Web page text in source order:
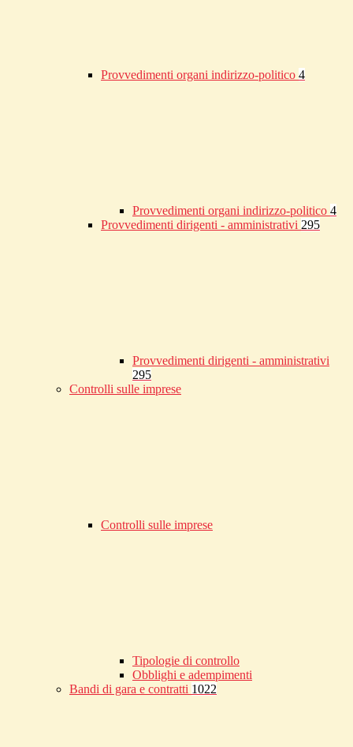
Provvedimenti organi indirizzo-politico 4
Provvedimenti organi indirizzo-politico 4
Provvedimenti dirigenti - amministrativi 295
Provvedimenti dirigenti - amministrativi
295
Controlli sulle imprese
Controlli sulle imprese
Tipologie di controllo
Obblighi e adempimenti
Bandi di gara e contratti 1022